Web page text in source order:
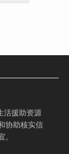
活援助资源
协助核实信